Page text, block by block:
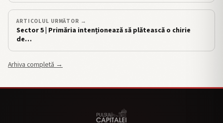
ARTICOLUL URMĂTOR →
Sector 5 | Primăria intenționează să plătească o chirie
de…
Arhiva completă →